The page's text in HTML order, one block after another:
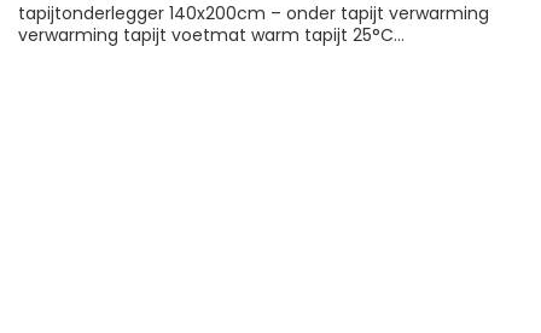
tapijtonderlegger 140x200cm – onder tapijt verwarming
verwarming tapijt voetmat warm tapijt 25°C…